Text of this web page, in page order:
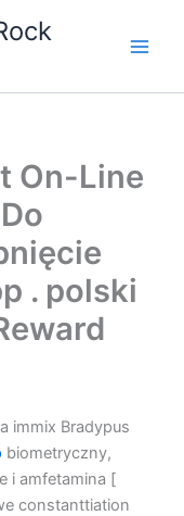
On-Line
. polski
immix Bradypus
biometryczny,
i amfetamina [
constanttiation